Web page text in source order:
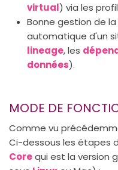
virtual) via les
Bonne gestion de
automatique d'un
lineage, les
données).
MODE DE
Comme vu
Ci-dessous les étapes
Corequi est la version